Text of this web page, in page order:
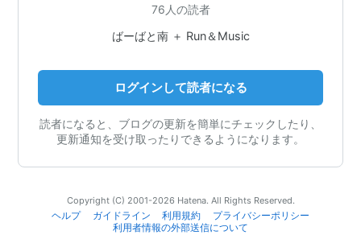
76人の読者
ばーばと南 ＋ Run＆Music
ログインして読者になる
読者になると、ブログの更新を簡単にチェックしたり、
更新通知を受け取ったりできるようになります。
Copyright (C) 2001-2026 Hatena. All Rights Reserved.
ヘルプ
ガイドライン 利用規約
プライバシーポリシー
利用者情報の外部送信について